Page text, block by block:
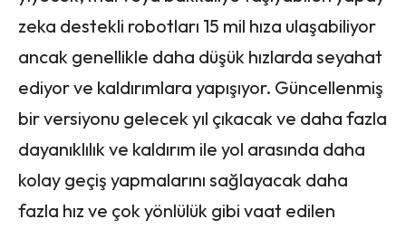
zeka destekli robotları 15 mil hıza ulaşabiliyor
ancak genellikle daha düşük hızlarda seyahat
ediyor ve kaldırımlara yapışıyor. Güncellenmiş
bir versiyonu gelecek yıl çıkacak ve daha fazla
dayanıklılık ve kaldırım ile yol arasında daha
kolay geçiş yapmalarını sağlayacak daha
fazla hız ve çok yönlülük gibi vaat edilen